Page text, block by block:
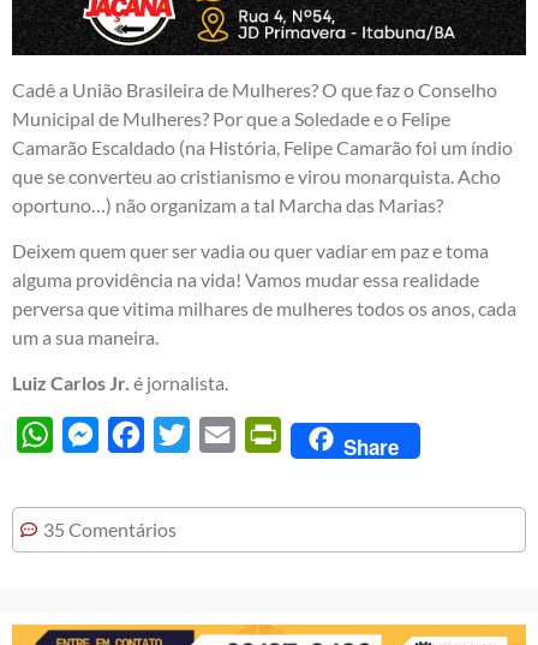
Cadê a União Brasileira de Mulheres? O que faz o Conselho
Municipal de Mulheres? Por que a Soledade e o Felipe
Camarão Escaldado (na História, Felipe Camarão foi um índio
que se converteu ao cristianismo e virou monarquista. Acho
oportuno…) não organizam a tal Marcha das Marias?
Deixem quem quer ser vadia ou quer vadiar em paz e toma
alguma providência na vida! Vamos mudar essa realidade
perversa que vitima milhares de mulheres todos os anos, cada
um a sua maneira.
Luiz Carlos Jr. é jornalista.
WhatsAppMessengerFacebook
Twitter Email PrintFriendly
Share
35 Comentários